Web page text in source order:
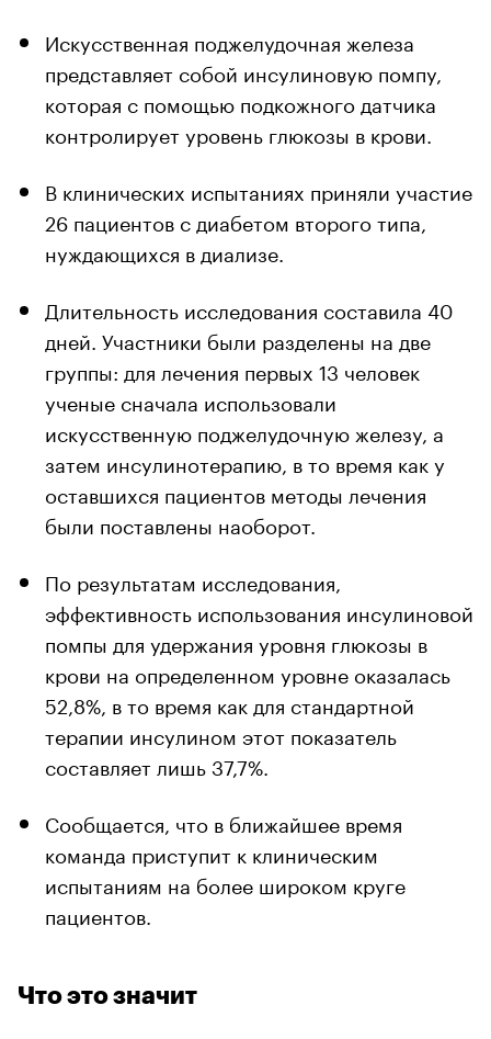
Искусственная поджелудочная железа
представляет собой инсулиновую помпу,
которая с помощью подкожного датчика
контролирует уровень глюкозы в крови.
В клинических испытаниях приняли участие
26 пациентов с диабетом второго типа,
нуждающихся в диализе.
Длительность исследования составила 40
дней. Участники были разделены на две
группы: для лечения первых 13 человек
ученые сначала использовали
искусственную поджелудочную железу, а
затем инсулинотерапию, в то время как у
оставшихся пациентов методы лечения
были поставлены наоборот.
По результатам исследования,
эффективность использования инсулиновой
помпы для удержания уровня глюкозы в
крови на определенном уровне оказалась
52,8%, в то время как для стандартной
терапии инсулином этот показатель
составляет лишь 37,7%.
Сообщается, что в ближайшее время
команда приступит к клиническим
испытаниям на более широком круге
пациентов.
Что это значит